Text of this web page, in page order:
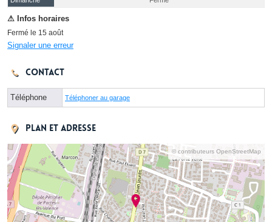
Fermé le 15 août
Signaler une erreur
Contact
Téléphone Téléphoner au garage
Plan et adresse
© contributeurs OpenStreetMap